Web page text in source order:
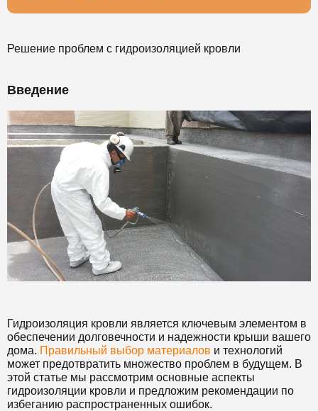
Решение проблем с гидроизоляцией кровли
Введение
Гидроизоляция кровли является ключевым элементом в
обеспечении долговечности и надежности крыши вашего
дома. Правильный выбор материалов и технологий
может предотвратить множество проблем в будущем. В
этой статье мы рассмотрим основные аспекты
гидроизоляции кровли и предложим рекомендации по
избеганию распространенных ошибок.